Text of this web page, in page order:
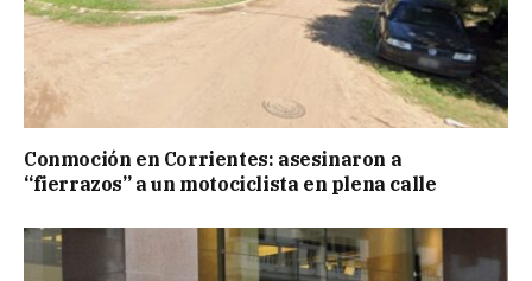
Conmoción en Corrientes: asesinaron a
“fierrazos” a un motociclista en plena calle